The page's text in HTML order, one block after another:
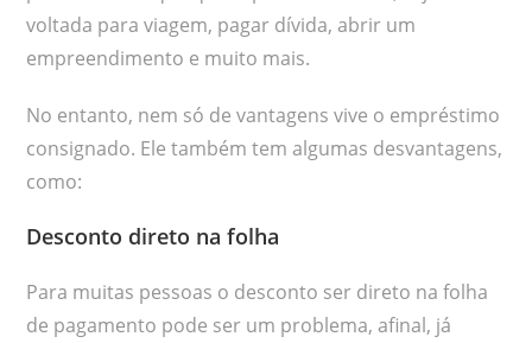
voltada para viagem, pagar dívida, abrir um
empreendimento e muito mais.
No entanto, nem só de vantagens vive o empréstimo
consignado. Ele também tem algumas desvantagens,
como:
Desconto direto na folha
Para muitas pessoas o desconto ser direto na folha
de pagamento pode ser um problema, afinal, já